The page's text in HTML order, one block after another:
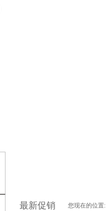
最新促销 您现在的位置: